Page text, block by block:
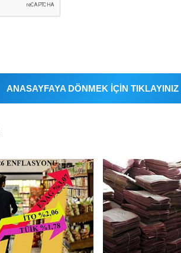
ANASAYFAYA DÖNMEK İÇİN TIKLAYINIZ